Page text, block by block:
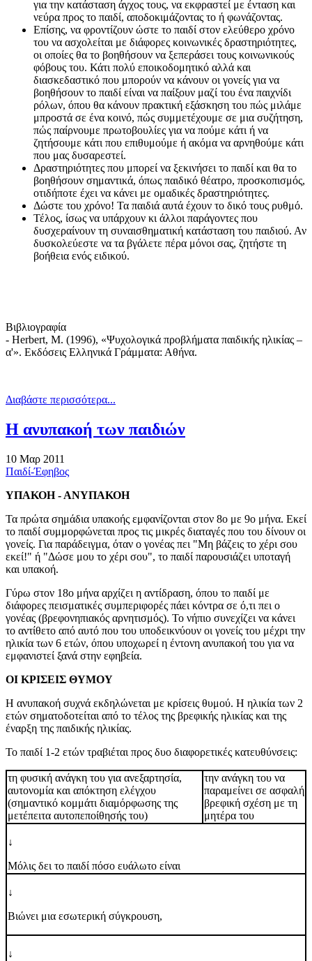
για την κατάσταση άγχος τους, να εκφραστεί με ένταση και
νεύρα προς το παιδί, αποδοκιμάζοντας το ή φωνάζοντας.
Επίσης, να φροντίζουν ώστε το παιδί στον ελεύθερο χρόνο
του να ασχολείται με διάφορες κοινωνικές δραστηριότητες,
οι οποίες θα το βοηθήσουν να ξεπεράσει τους κοινωνικούς
φόβους του. Κάτι πολύ εποικοδομητικό αλλά και
διασκεδαστικό που μπορούν να κάνουν οι γονείς για να
βοηθήσουν το παιδί είναι να παίξουν μαζί του ένα παιχνίδι
ρόλων, όπου θα κάνουν πρακτική εξάσκηση του πώς μιλάμε
μπροστά σε ένα κοινό, πώς συμμετέχουμε σε μια συζήτηση,
πώς παίρνουμε πρωτοβουλίες για να πούμε κάτι ή να
ζητήσουμε κάτι που επιθυμούμε ή ακόμα να αρνηθούμε κάτι
που μας δυσαρεστεί.
Δραστηριότητες που μπορεί να ξεκινήσει το παιδί και θα το
βοηθήσουν σημαντικά, όπως παιδικό θέατρο, προσκοπισμός,
οτιδήποτε έχει να κάνει με ομαδικές δραστηριότητες.
Δώστε του χρόνο! Τα παιδιά αυτά έχουν το δικό τους ρυθμό.
Τέλος, ίσως να υπάρχουν κι άλλοι παράγοντες που
δυσχεραίνουν τη συναισθηματική κατάσταση του παιδιού. Αν
δυσκολεύεστε να τα βγάλετε πέρα μόνοι σας, ζητήστε τη
βοήθεια ενός ειδικού.
Βιβλιογραφία
- Herbert, M. (1996), «Ψυχολογικά προβλήματα παιδικής ηλικίας –
α'». Εκδόσεις Ελληνικά Γράμματα: Αθήνα.
Διαβάστε περισσότερα...
Η ανυπακοή των παιδιών
10 Μαρ 2011
Παιδί-Έφηβος
ΥΠΑΚΟΗ - ΑΝΥΠΑΚΟΗ
Τα πρώτα σημάδια υπακοής εμφανίζονται στον 8ο με 9ο μήνα. Εκεί
το παιδί συμμορφώνεται προς τις μικρές διαταγές που του δίνουν οι
γονείς. Για παράδειγμα, όταν ο γονέας πει "Μη βάζεις το χέρι σου
εκεί!" ή "Δώσε μου το χέρι σου", το παιδί παρουσιάζει υποταγή
και υπακοή.
Γύρω στον 18ο μήνα αρχίζει η αντίδραση, όπου το παιδί με
διάφορες πεισματικές συμπεριφορές πάει κόντρα σε ό,τι πει ο
γονέας (βρεφονηπιακός αρνητισμός). Το νήπιο συνεχίζει να κάνει
το αντίθετο από αυτό που του υποδεικνύουν οι γονείς του μέχρι την
ηλικία των 6 ετών, όπου υποχωρεί η έντονη ανυπακοή του για να
εμφανιστεί ξανά στην εφηβεία.
ΟΙ ΚΡΙΣΕΙΣ ΘΥΜΟΥ
Η ανυπακοή συχνά εκδηλώνεται με κρίσεις θυμού. Η ηλικία των 2
ετών σηματοδοτείται από το τέλος της βρεφικής ηλικίας και της
έναρξη της παιδικής ηλικίας.
Το παιδί 1-2 ετών τραβιέται προς δυο διαφορετικές κατευθύνσεις:
τη φυσική ανάγκη του για ανεξαρτησία,
αυτονομία και απόκτηση ελέγχου
(σημαντικό κομμάτι διαμόρφωσης της
μετέπειτα αυτοπεποίθησής του)
την ανάγκη του να
παραμείνει σε ασφαλή
βρεφική σχέση με τη
μητέρα του
↓
Μόλις δει το παιδί πόσο ευάλωτο είναι
↓
Βιώνει μια εσωτερική σύγκρουση,
↓